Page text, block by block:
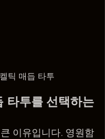
틱 매듭 타투
타투를 선택하는
이유입니다. 영원함